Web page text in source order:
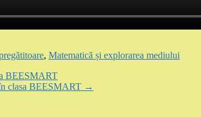
, Matematică și explorarea mediului
BEESMART
clasa BEESMART →